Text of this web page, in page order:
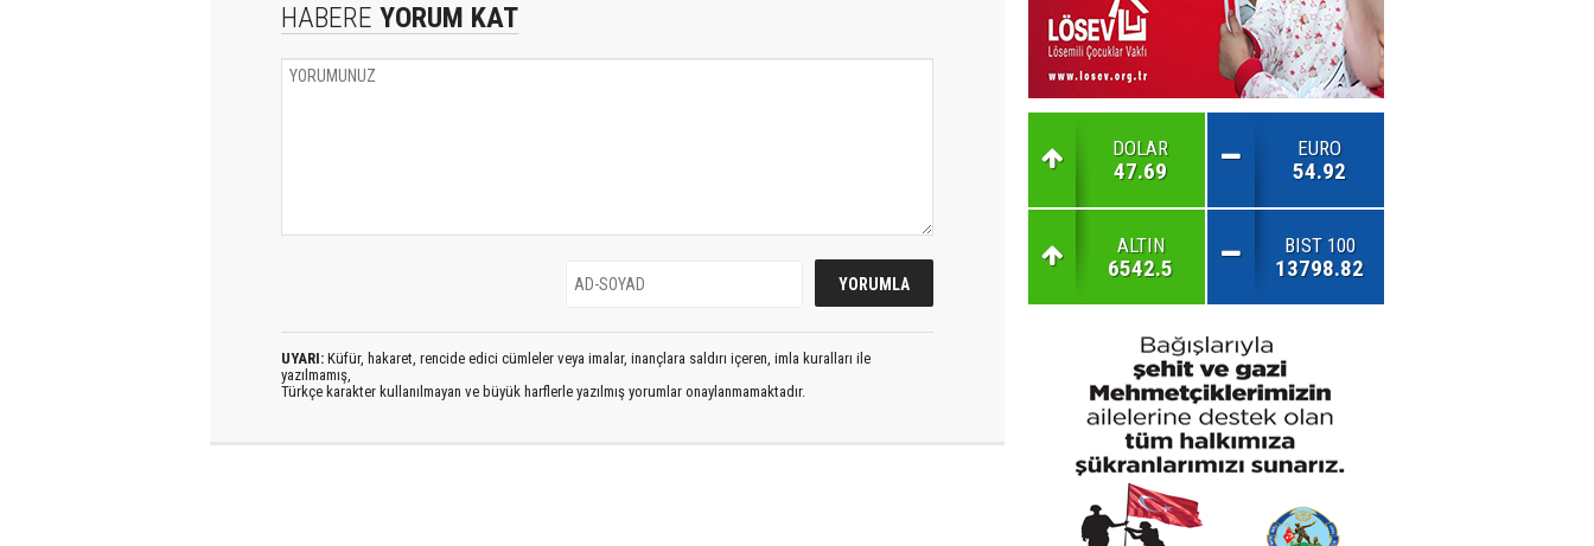
HABERE YORUM KAT
UYARI: Küfür, hakaret, rencide edici cümleler veya imalar, inançlara saldırı içeren, imla kuralları ile
yazılmamış,
Türkçe karakter kullanılmayan ve büyük harflerle yazılmış yorumlar onaylanmamaktadır.
DOLAR
47.69
EURO
54.92
ALTIN
6542.5
BIST 100
13798.82